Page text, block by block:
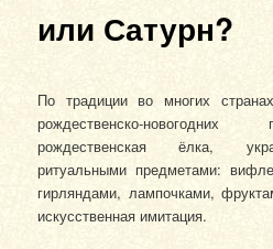
или Сатурн?
По традиции во многих
рождественско-
рождественская ёлка,
ритуальными предметами:
гирляндами, лампочками,
искусственная имитация.